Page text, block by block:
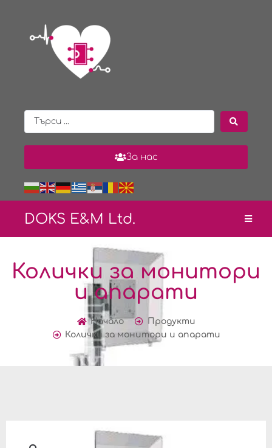
За нас
DOKS E& M Ltd.
Колички за монитори
и апарати
Начало
Продукти
Колички за монитори и апарати